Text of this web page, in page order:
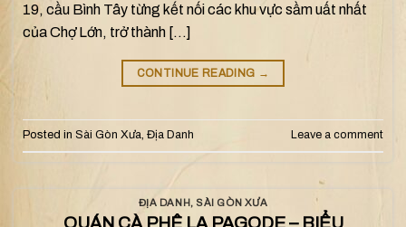
19, cầu Bình Tây từng kết nối các khu vực sầm uất nhất
của Chợ Lớn, trở thành […]
CONTINUE READING →
Posted in Sài Gòn Xưa, Địa Danh Leave a comment
ĐỊA DANH, SÀI GÒN XƯA